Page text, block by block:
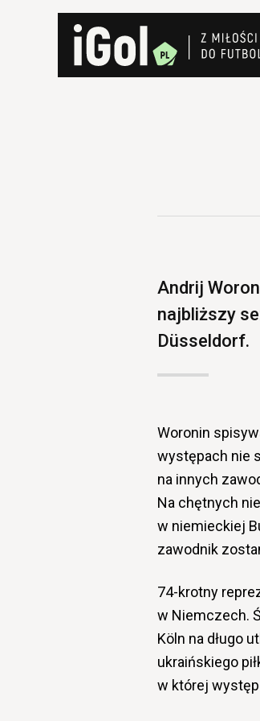
Andrij
najbliższy
Düsseldorf.
Woronin
występach nie
na innych
Na chętnych
w niemieckiej
zawodnik
74-krotny
w Niemczech.
Köln na długo
ukraińskiego
w której